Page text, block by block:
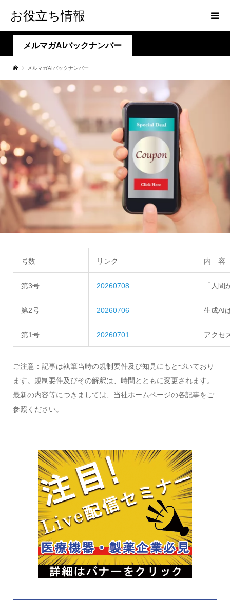
お役立ち情報
メルマガAIバックナンバー
メルマガAIバックナンバー
号数 リンク 内 容
第3号 20260708 「人
第2号 20260706 生成AI
第1号 20260701 アクセ
ご注意：記事は執筆当時の規制要件及び知見にもとづいており
ます。規制要件及びその解釈は、時間とともに変更されます。
最新の内容等につきましては、当社ホームページの各記事をご
参照ください。